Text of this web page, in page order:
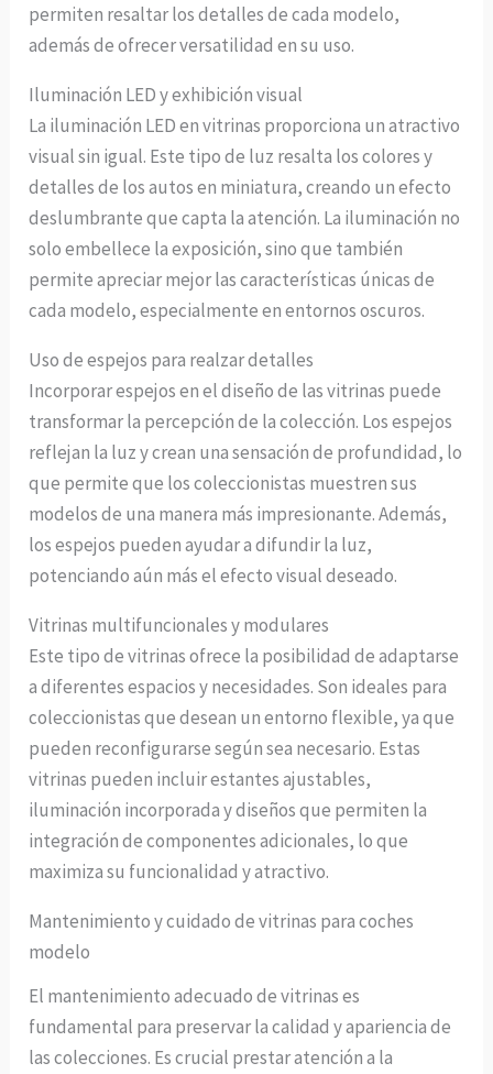
permiten resaltar los detalles de cada modelo,
además de ofrecer versatilidad en su uso.
Iluminación LED y exhibición visual
La iluminación LED en vitrinas proporciona un atractivo
visual sin igual. Este tipo de luz resalta los colores y
detalles de los autos en miniatura, creando un efecto
deslumbrante que capta la atención. La iluminación no
solo embellece la exposición, sino que también
permite apreciar mejor las características únicas de
cada modelo, especialmente en entornos oscuros.
Uso de espejos para realzar detalles
Incorporar espejos en el diseño de las vitrinas puede
transformar la percepción de la colección. Los espejos
reflejan la luz y crean una sensación de profundidad, lo
que permite que los coleccionistas muestren sus
modelos de una manera más impresionante. Además,
los espejos pueden ayudar a difundir la luz,
potenciando aún más el efecto visual deseado.
Vitrinas multifuncionales y modulares
Este tipo de vitrinas ofrece la posibilidad de adaptarse
a diferentes espacios y necesidades. Son ideales para
coleccionistas que desean un entorno flexible, ya que
pueden reconfigurarse según sea necesario. Estas
vitrinas pueden incluir estantes ajustables,
iluminación incorporada y diseños que permiten la
integración de componentes adicionales, lo que
maximiza su funcionalidad y atractivo.
Mantenimiento y cuidado de vitrinas para coches
modelo
El mantenimiento adecuado de vitrinas es
fundamental para preservar la calidad y apariencia de
las colecciones. Es crucial prestar atención a la